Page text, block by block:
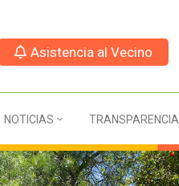
Asistencia al Vecino
NOTICIAS TRANSPARENCIA